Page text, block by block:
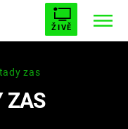
ŽIVĚ
UPÍRŮ
5
zas
ZAS